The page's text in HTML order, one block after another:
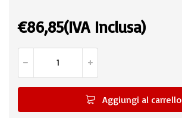
€86,85(IVA Inclusa)
Aggiungi al carrello